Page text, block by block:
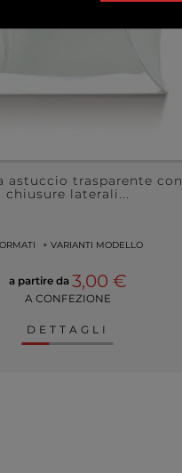
astuccio trasparente con
chiusure laterali...
+ VARIANTI MODELLO
a partire da 3,00 €
A CONFEZIONE
DETTAGLI